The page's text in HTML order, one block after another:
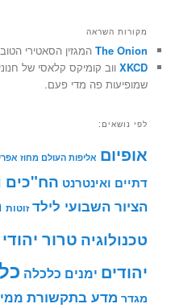
מקורות השראה
The Onion המגזין הסאטירי
XKCD ווב קומיקס קלאסי של
שמופיעות פה מדי פעם.
לפי נושאים:
אופיום אליפות העולם מחוז
דתיים ואינטרנט הח"כים
הציור השבועי לילד זוטות
טכנולוגיה טרור יהודי
יהודים ימנים כלכלה
מגדר מדע בתקשורת